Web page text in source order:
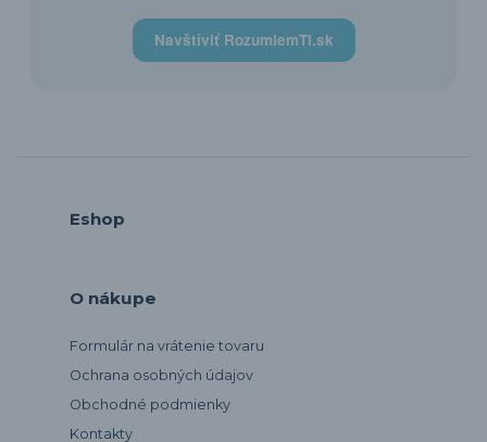
Navštíviť RozumiemTi.sk
Eshop
O nákupe
Formulár na vrátenie tovaru
Ochrana osobných údajov
Obchodné podmienky
Kontakty